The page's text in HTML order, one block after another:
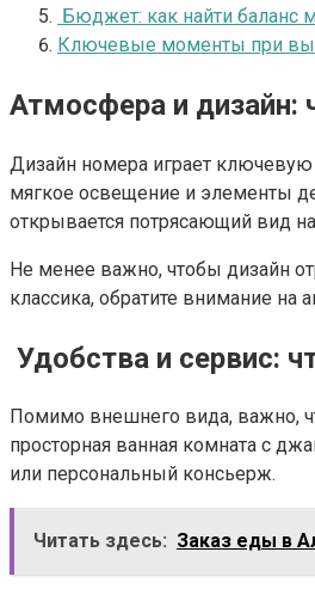
Бюджет: как найти баланс
Ключевые моменты при
Атмосфера и дизайн:
Дизайн номера играет
мягкое освещение и элементы
открывается потрясающий вид
Не менее важно, чтобы дизайн
классика, обратите внимание
Удобства и сервис:
Помимо внешнего вида, важно,
просторная ванная комната с
или персональный консьерж.
Читать здесь: Заказ еды в